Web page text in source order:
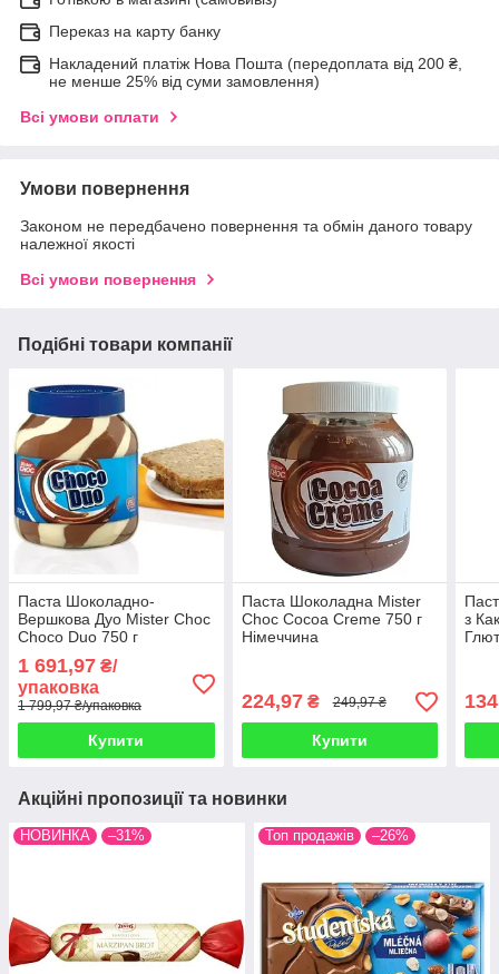
Переказ на карту банку
Накладений платіж Нова Пошта (передоплата від 200 ₴,
не менше 25% від суми замовлення)
Всі умови оплати
Умови повернення
Законом не передбачено повернення та обмін даного товару
належної якості
Всі умови повернення
Подібні товари компанії
Паста Шоколадно-
Вершкова Дуо Mister Choc
Choco Duo 750 г
Німеччина (8 шт/1 уп)
1 691,97 ₴/
упаковка
1 799,97 ₴/упаковка
Купити
Паста Шоколадна Mister
Choc Cocoa Creme 750 г
Німеччина
224,97₴ 249,97 ₴
Купити
з
Акційні пропозиції та новинки
НОВИНКА –31% Топ продажів –26%